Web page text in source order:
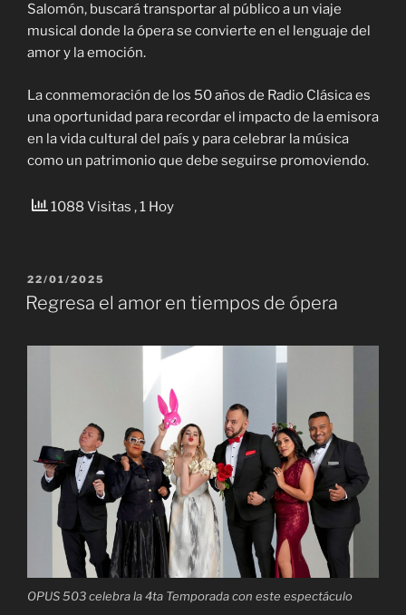
Salomón, buscará transportar al público a un viaje
musical donde la ópera se convierte en el lenguaje del
amor y la emoción.
La conmemoración de los 50 años de Radio Clásica es
una oportunidad para recordar el impacto de la emisora
en la vida cultural del país y para celebrar la música
como un patrimonio que debe seguirse promoviendo.
1088 Visitas , 1 Hoy
PUBLICADO
EL
22/01/2025
Regresa el amor en tiempos de ópera
OPUS 503 celebra la 4ta Temporada con este espectáculo